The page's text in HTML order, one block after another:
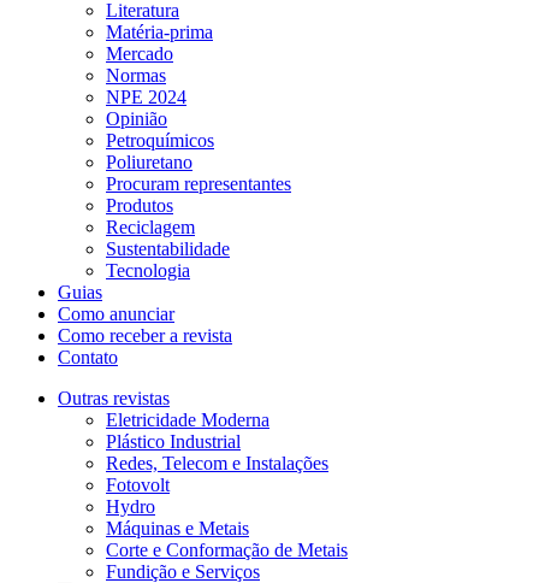
Literatura
Matéria-prima
Mercado
Normas
NPE 2024
Opinião
Petroquímicos
Poliuretano
Procuram representantes
Produtos
Reciclagem
Sustentabilidade
Tecnologia
Guias
Como anunciar
Como receber a revista
Contato
Outras revistas
Eletricidade Moderna
Plástico Industrial
Redes, Telecom e Instalações
Fotovolt
Hydro
Máquinas e Metais
Corte e Conformação de Metais
Fundição e Serviços